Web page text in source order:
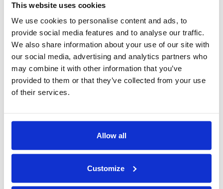
This website uses cookies
We use cookies to personalise content and ads, to
provide social media features and to analyse our traffic.
We also share information about your use of our site with
our social media, advertising and analytics partners who
may combine it with other information that you’ve
provided to them or that they’ve collected from your use
of their services.
Allow all
Customize
Flytende norsk, skriftlig og muntlig
Erfaring med dokumenthåndtering eller
prosjektadministrasjon
Vi tilbyr:
En selvstendig og variert rolle — ingen dager er helt
Treningsrom og gode sosiale ordninger
Korte beslutningsveier og et uformelt arbeidsmiljø
Konkurransedyktig lønn etter avtale